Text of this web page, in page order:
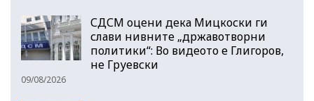
СДСМ оцени дека Мицкоски ги
слави нивните „државотворни
политики“: Во видеото е Глигоров,
не Груевски
09/08/2026